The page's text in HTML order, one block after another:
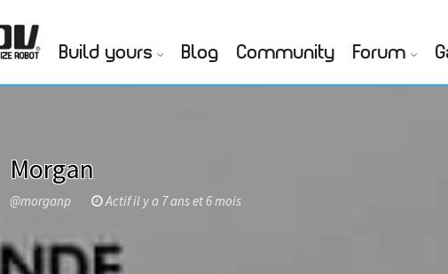
Build yours Blog Community Forum
Morgan
@morganp Actif il y a 7 ans et 6 mois